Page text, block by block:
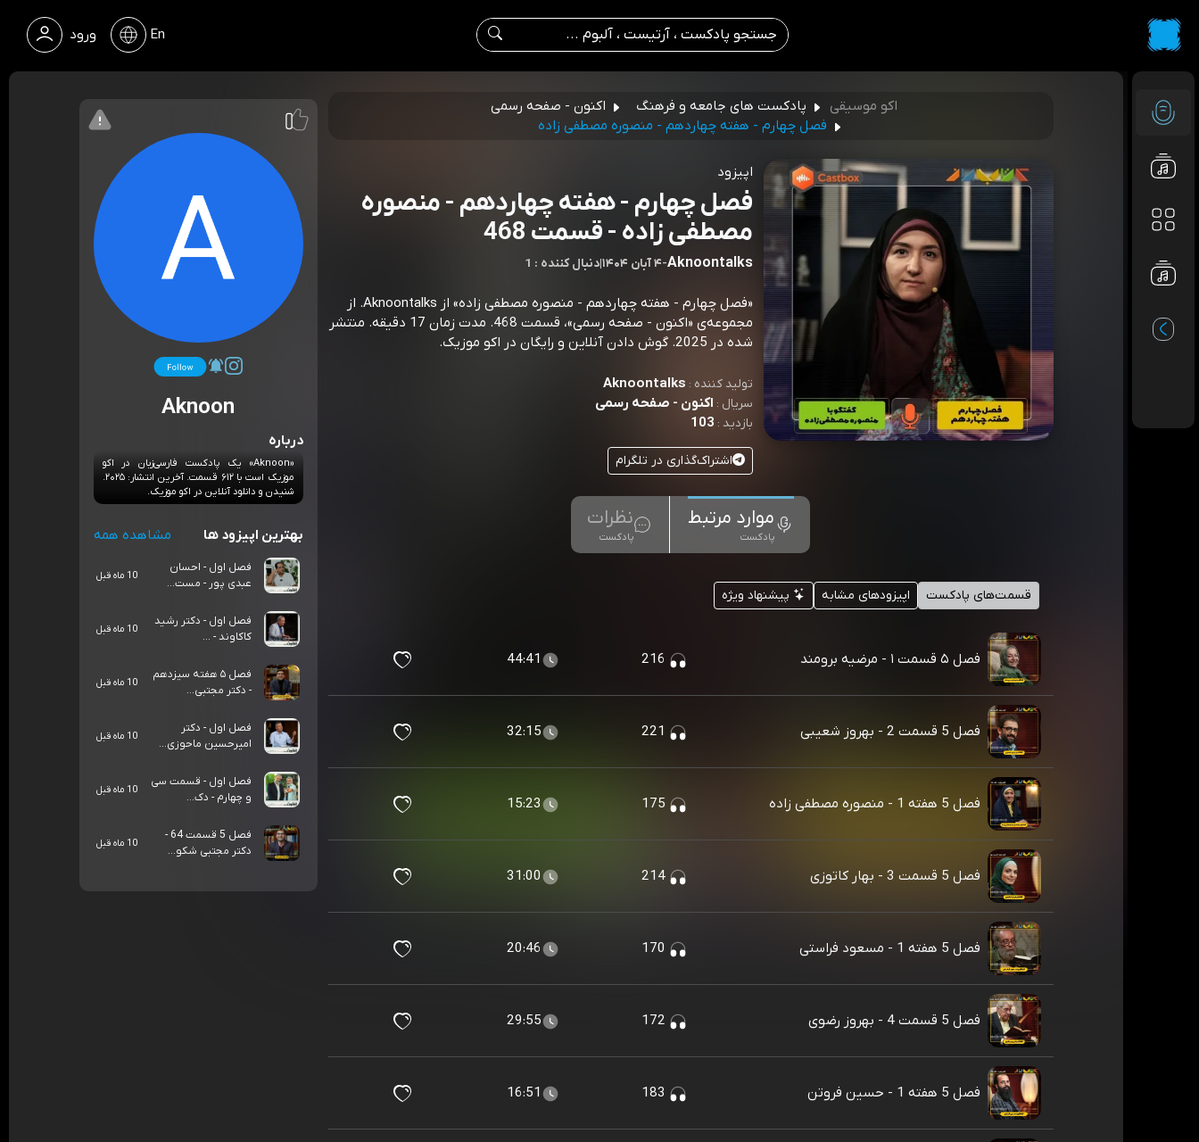
ورود En
اکو موسیقی پادکست های جامعه و فرهنگ
اکنون - صفحه رسمی
فصل چهارم - هفته چهاردهم - منصوره مصطفی زاده
اپیزود
فصل چهارم - هفته چهاردهم - منصوره
مصطفی زاده - قسمت 468
Aknoontalks
-۴ آبان ۱۴۰۴ |1 : دنبال کننده
«فصل چهارم - هفته چهاردهم - منصوره مصطفی زاده» از Aknoontalks. از
مجموعه‌ی «اکنون - صفحه رسمی»، قسمت 468. مدت زمان 17 دقیقه. منتشر
شده در 2025. گوش دادن آنلاین و رایگان در اکو موزیک.
تولید کننده : Aknoontalks
سریال : اکنون - صفحه رسمی
بازدید : 103
اشتراک‌گذاری در تلگرام
موارد مرتبط
پادکست
نظرات
پادکست
قسمت‌های پادکست اپیزودهای مشابه پیشنهاد ویژه
فصل ۵ قسمت ۱ - مرضیه برومند 44:41
فصل 5 قسمت 2 - بهروز شعیبی 32:15
فصل 5 هفته 1 - منصوره مصطفی زاده 15:23
فصل 5 قسمت 3 - بهار کاتوزی 214
31:00
فصل 5 هفته 1 - مسعود فراستی 20:46
فصل 5 قسمت 4 - بهروز رضوی 29:55
فصل 5 هفته 1 - حسین فروتن 16:51
Aknoon
درباره
«Aknoon» یک پادکست فارسی‌زبان در اکو
موزیک است با ۶۱۲ قسمت. آخرین انتشار: ۲۰۲۵.
شنیدن و دانلود آنلاین در اکو موزیک.
بهترین اپیزود ها مشاهده همه
فصل اول - احسان
عبدی پور - مست...
10 ماه قبل
فصل اول - دکتر رشید
کاکاوند - ...
10 ماه قبل
فصل ۵ هفته سیزدهم
- دکتر مجتبی...
10 ماه قبل
فصل اول - دکتر
امیرحسین ماحوزی...
10 ماه قبل
فصل اول - قسمت سی
و چهارم - دک...
10 ماه قبل
فصل 5 قسمت 64 -
دکتر مجتبی شکو...
10 ماه قبل